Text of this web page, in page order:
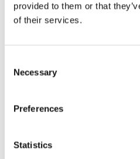
provided to them or that
of their services.
Necessary
Preferences
Statistics
Totalbredd
Skalmlängd
Vikt / Vikt med fodral och
Klicka här för att se hur vi